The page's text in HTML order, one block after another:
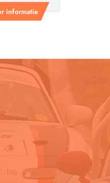
informatie